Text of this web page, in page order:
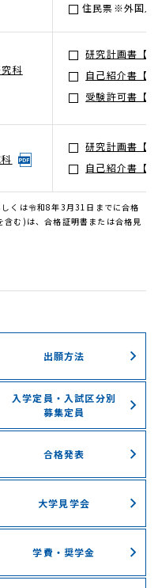
住民票※外国人
科
研究計画書【
自己紹介書【
受験許可書【
研究計画書【
自己紹介書【
くは令和8年3月31日までに合格
含む)は、合格証明書または合格見
出願方法
入学定員・入試区分別
募集定員
合格発表
大学見学会
学費・奨学⾦